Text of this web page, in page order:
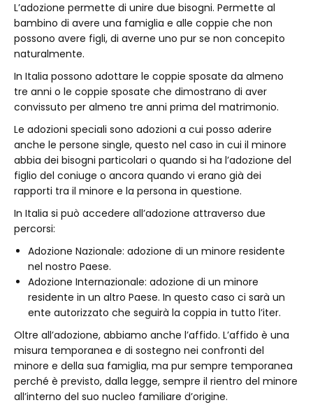
L’adozione permette di unire due bisogni. Permette al
bambino di avere una famiglia e alle coppie che non
possono avere figli, di averne uno pur se non concepito
naturalmente.
In Italia possono adottare le coppie sposate da almeno
tre anni o le coppie sposate che dimostrano di aver
convissuto per almeno tre anni prima del matrimonio.
Le adozioni speciali sono adozioni a cui posso aderire
anche le persone single, questo nel caso in cui il minore
abbia dei bisogni particolari o quando si ha l’adozione del
figlio del coniuge o ancora quando vi erano già dei
rapporti tra il minore e la persona in questione.
In Italia si può accedere all’adozione attraverso due
percorsi:
Adozione Nazionale: adozione di un minore residente
nel nostro Paese.
Adozione Internazionale: adozione di un minore
residente in un altro Paese. In questo caso ci sarà un
ente autorizzato che seguirà la coppia in tutto l’iter.
Oltre all’adozione, abbiamo anche l’affido. L’affido è una
misura temporanea e di sostegno nei confronti del
minore e della sua famiglia, ma pur sempre temporanea
perché è previsto, dalla legge, sempre il rientro del minore
all’interno del suo nucleo familiare d’origine.